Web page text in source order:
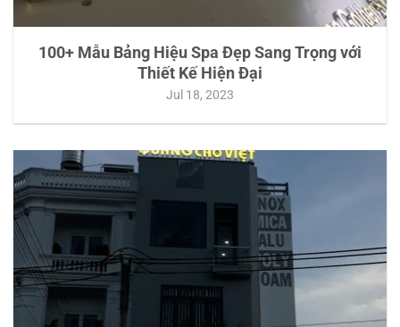
100+ Mẫu Bảng Hiệu Spa Đẹp Sang Trọng với
Thiết Kế Hiện Đại
Jul 18, 2023